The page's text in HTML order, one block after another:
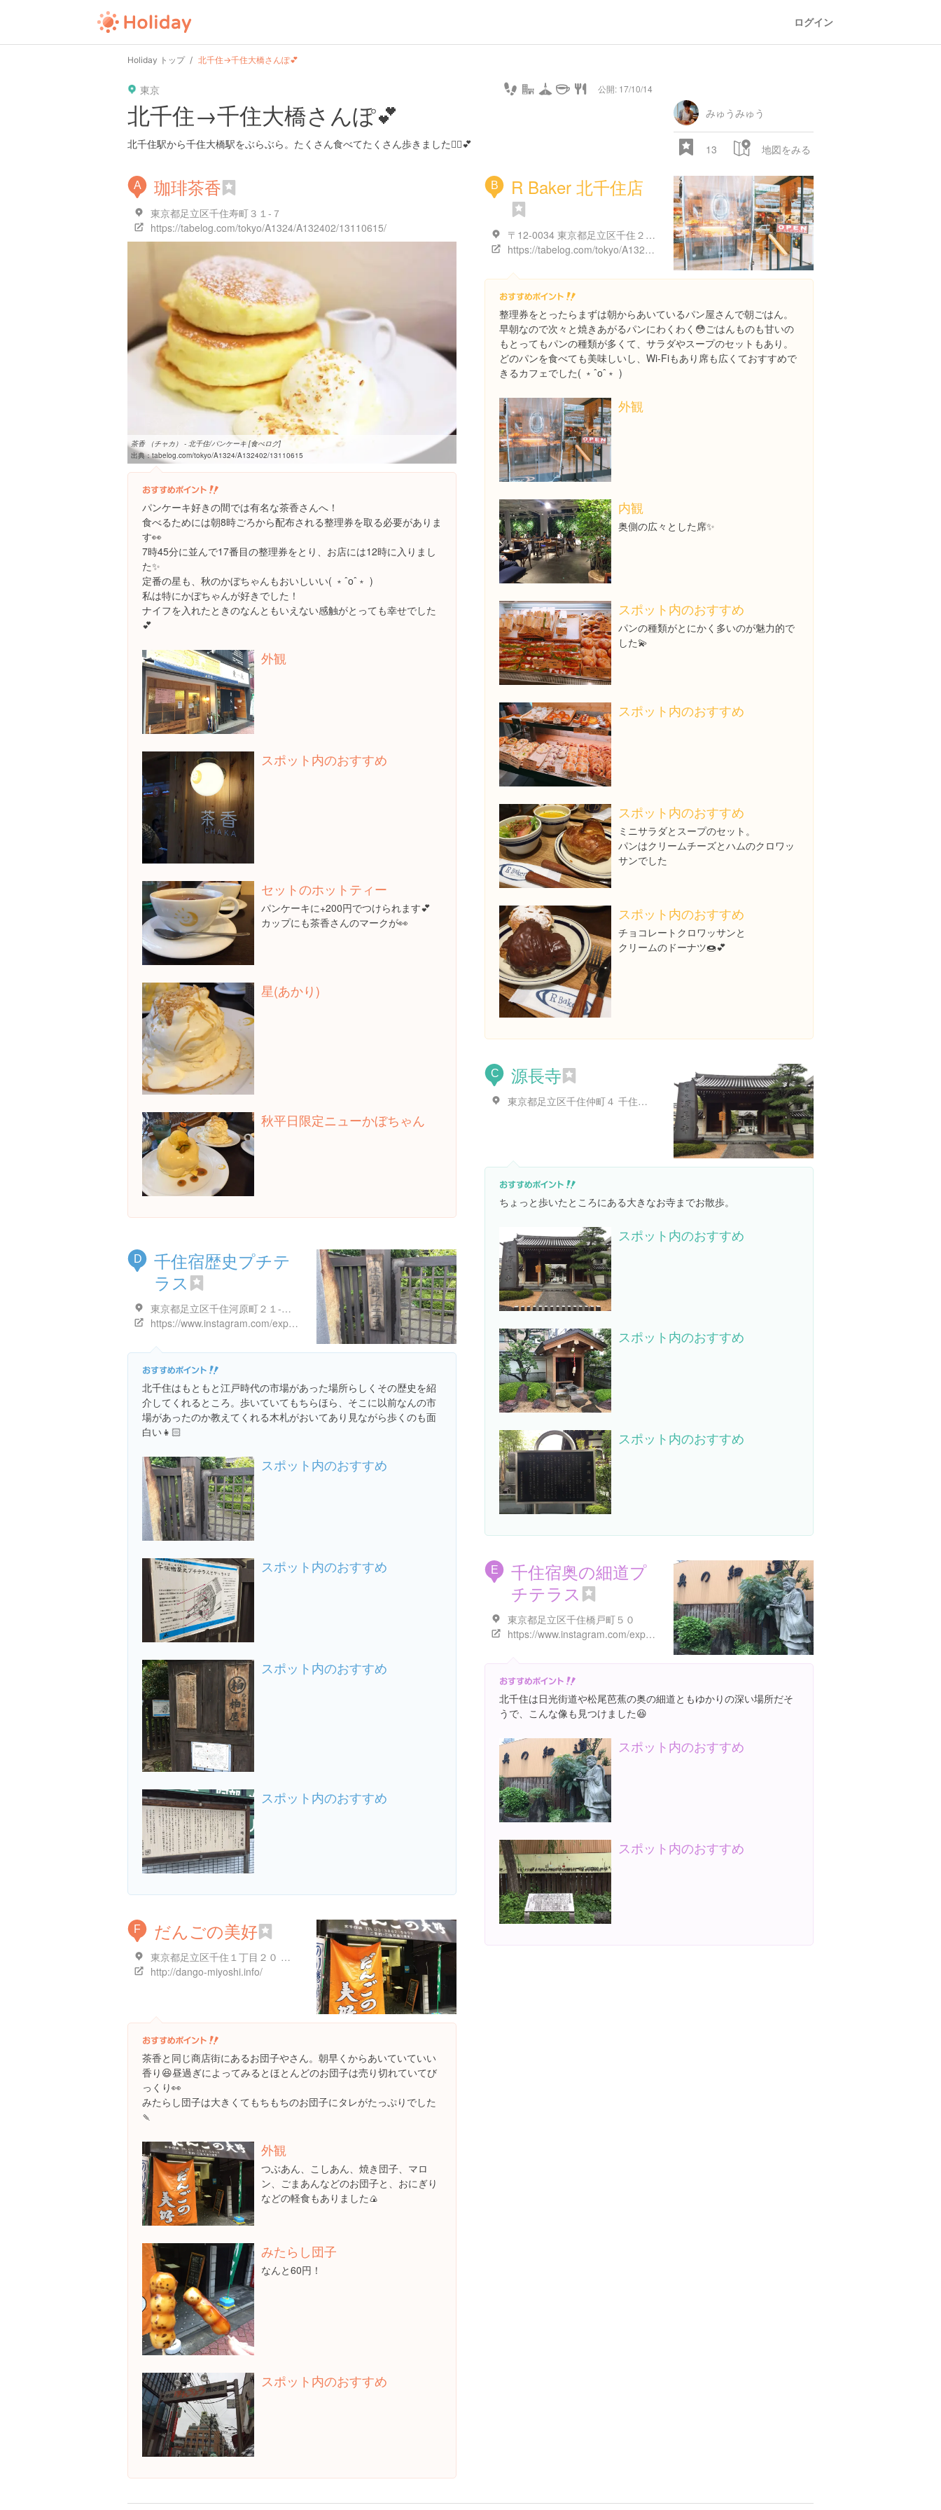
ログイン
Holiday トップ 北千住→千住大橋さんぽ💕
東京 公開: 17/10/14
北千住→千住大橋さんぽ💕
北千住駅から千住大橋駅をぶらぶら。たくさん食べてたくさん歩きました🙆‍♀️💕
みゅうみゅう
13 地図をみる
A 珈琲茶香
東京都足立区千住寿町３１-７
https://tabelog.com/tokyo/A1324/A132402/13110615/
茶香 （チャカ） - 北千住/パンケーキ [食べログ]
出典：tabelog.com/tokyo/A1324/A132402/13110615
パンケーキ好きの間では有名な茶香さんへ！
食べるためには朝8時ごろから配布される整理券を取る必要がありま
す👀
7時45分に並んで17番目の整理券をとり、お店には12時に入りまし
た✨
定番の星も、秋のかぼちゃんもおいしいい( ﹡ˆoˆ﹡ )
私は特にかぼちゃんが好きでした！
ナイフを入れたときのなんともいえない感触がとっても幸せでした
💕
外観
スポット内のおすすめ
セットのホットティー
パンケーキに+200円でつけられます💕
カップにも茶香さんのマークが👀
星(あかり)
秋平日限定ニューかぼちゃん
B R Baker 北千住店
〒12-0034 東京都足立区千住２丁目２５ やよいビル 1f
https://tabelog.com/tokyo/A1324/A132402/13188352/
整理券をとったらまずは朝からあいているパン屋さんで朝ごはん。
早朝なので次々と焼きあがるパンにわくわく😳ごはんものも甘いの
もとってもパンの種類が多くて、サラダやスープのセットもあり。
どのパンを食べても美味しいし、Wi-Fiもあり席も広くておすすめで
きるカフェでした( ﹡ˆoˆ﹡ )
外観
内観
奥側の広々とした席✨
スポット内のおすすめ
パンの種類がとにかく多いのが魅力的で
した💫
スポット内のおすすめ
スポット内のおすすめ
ミニサラダとスープのセット。
パンはクリームチーズとハムのクロワッ
サンでした
スポット内のおすすめ
チョコレートクロワッサンと
クリームのドーナツ🍩💕
C 源長寺
東京都足立区千住仲町４ 千住仲町４-１
ちょっと歩いたところにある大きなお寺までお散歩。
スポット内のおすすめ
スポット内のおすすめ
スポット内のおすすめ
D
千住宿歴史プチテ
ラス
東京都足立区千住河原町２１-１１
https://www.instagram.com/explore/locations/146750353
北千住はもともと江戸時代の市場があった場所らしくその歴史を紹
介してくれるところ。歩いていてもちらほら、そこに以前なんの市
場があったのか教えてくれる木札がおいてあり見ながら歩くのも面
白い👧🏻
スポット内のおすすめ
スポット内のおすすめ
スポット内のおすすめ
スポット内のおすすめ
E
千住宿奥の細道プ
チテラス
東京都足立区千住橋戸町５０
https://www.instagram.com/explore/locations/407832396417291
北千住は日光街道や松尾芭蕉の奥の細道ともゆかりの深い場所だそ
うで、こんな像も見つけました😆
スポット内のおすすめ
スポット内のおすすめ
F だんごの美好
東京都足立区千住１丁目２０ 足立区千住１丁目２０-９
http://dango-miyoshi.info/
茶香と同じ商店街にあるお団子やさん。朝早くからあいていていい
香り😆昼過ぎによってみるとほとんどのお団子は売り切れていてび
っくり👀
みたらし団子は大きくてもちもちのお団子にタレがたっぷりでした
🍡
外観
つぶあん、こしあん、焼き団子、マロ
ン、ごまあんなどのお団子と、おにぎり
などの軽食もありました🍙
みたらし団子
なんと60円！
スポット内のおすすめ